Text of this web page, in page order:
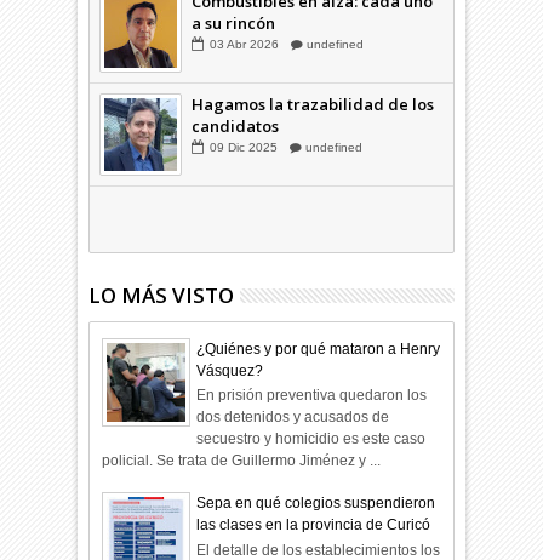
Combustibles en alza: cada uno
a su rincón
03 Abr 2026 undefined
Hagamos la trazabilidad de los
candidatos
LO MÁS VISTO
¿Quiénes y por qué mataron a Henry
Vásquez?
En prisión preventiva quedaron los
dos detenidos y acusados de
secuestro y homicidio es este caso
policial. Se trata de Guillermo Jiménez y ...
Sepa en qué colegios suspendieron
las clases en la provincia de Curicó
El detalle de los establecimientos los